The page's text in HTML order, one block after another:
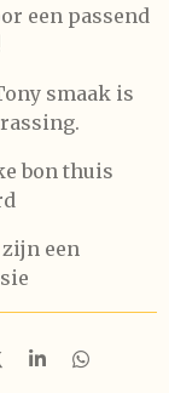
een passend
smaak is
bon thuis
een
S
D